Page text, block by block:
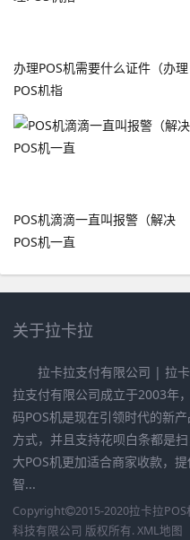
办理POS机需要什么证件（办理
POS机指
POS机滴滴一直叫报警（解决
POS机一直
关于拉卡拉
拉卡拉支付有限公司 | 拉
拉支付有限公司成立于2003年
码POS机是现在引领时代的新
方式，并且支持花呗白条都是
大POS机更加适合商家收款，
智...
Copyright 2015-2020拉卡拉POS
科技有限公司 版权所有. XML地图